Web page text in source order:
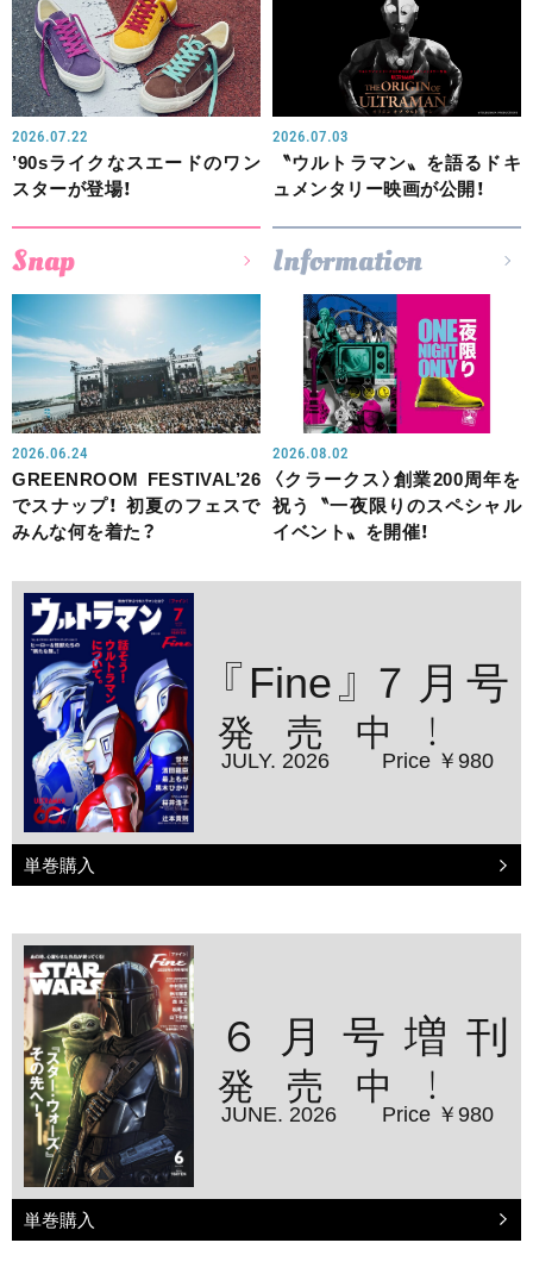
2026.07.22
’90sライクなスエードのワン
スターが登場！
2026.07.03
〝ウルトラマン〟を語るドキ
ュメンタリー映画が公開！
Snap
2026.06.24
GREENROOM FESTIVAL’26
でスナップ！ 初夏のフェスで
みんな何を着た？
Information
2026.08.02
〈クラークス〉創業200周年を
祝う〝一夜限りのスペシャル
イベント〟を開催！
『Fine』７月号
発売中！
JULY. 2026 Price ￥980
単巻購入
６月号増刊
発売中！
JUNE. 2026 Price ￥980
単巻購入